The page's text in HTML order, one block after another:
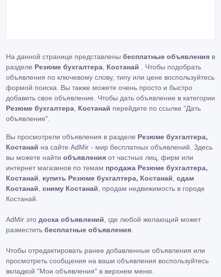
На данной странице представлены бесплатные объявления в
разделе Резюме бухгалтера Костанай . Чтобы подобрать
объявления по ключевому слову, типу или цене воспользуйтесь
формой поиска. Вы также можете очень просто и быстро
добавить свое объявление. Чтобы дать объявление в категории
Резюме бухгалтера Костанай перейдите по ссылке "Дать
объявление"
Вы просмотрели объявления в разделе Резюме бухгалтера,
Костанай на сайте AdMir - мир бесплатных объявлений. Здесь
вы можете найти объявления от частных лиц, фирм или
интернет магазинов по темам продажа Резюме бухгалтера,
Костанай
купить Резюме бухгалтера, Костанай сдам
Костанай сниму Костанай , продам недвижимость в городе
Костанай.
AdMir это доска объявлений , где любой желающий может
разместить бесплатные объявления
Чтобы отредактировать ранее добавленные объявления или
просмотреть сообщения на ваши объявления воспользуйтесь
вкладкой "Мои объявления" в верхнем меню.